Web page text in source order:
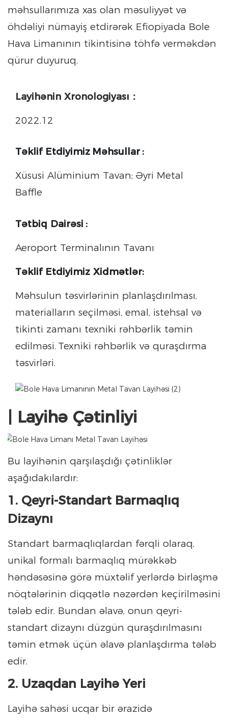
məhsullarımıza xas olan məsuliyyət və
öhdəliyi nümayiş etdirərək Efiopiyada Bole
Hava Limanının tikintisinə töhfə verməkdən
qürur duyuruq.
Layihənin Xronologiyası：
2022.12
Təklif Etdiyimiz Məhsullar :
Xüsusi Alüminium Tavan; Əyri Metal
Baffle
Tətbiq Dairəsi :
Aeroport Terminalının Tavanı
Təklif Etdiyimiz Xidmətlər:
Məhsulun təsvirlərinin planlaşdırılması,
materialların seçilməsi, emal, istehsal və
tikinti zamanı texniki rəhbərlik təmin
edilməsi. Texniki rəhbərlik və quraşdırma
təsvirləri.
| Layihə Çətinliyi
Bu layihənin qarşılaşdığı çətinliklər
aşağıdakılardır:
1. Qeyri-Standart Barmaqlıq
Dizaynı
Standart barmaqlıqlardan fərqli olaraq,
unikal formalı barmaqlıq mürəkkəb
həndəsəsinə görə müxtəlif yerlərdə birləşmə
nöqtələrinin diqqətlə nəzərdən keçirilməsini
tələb edir. Bundan əlavə, onun qeyri-
standart dizaynı düzgün quraşdırılmasını
təmin etmək üçün əlavə planlaşdırma tələb
edir.
2. Uzaqdan Layihə Yeri
Layihə sahəsi ucqar bir ərazidə